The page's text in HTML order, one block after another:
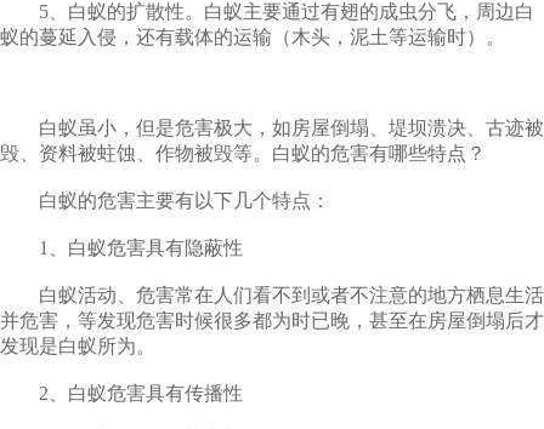
5、白蚁的扩散性。白蚁主要通过有翅的成虫分飞，周边白
蚁的蔓延入侵，还有载体的运输（木头，泥土等运输时）。
白蚁虽小，但是危害极大，如房屋倒塌、堤坝溃决、古迹被
毁、资料被蛀蚀、作物被毁等。白蚁的危害有哪些特点？
白蚁的危害主要有以下几个特点：
1、白蚁危害具有隐蔽性
白蚁活动、危害常在人们看不到或者不注意的地方栖息生活
并危害，等发现危害时候很多都为时已晚，甚至在房屋倒塌后才
发现是白蚁所为。
2、白蚁危害具有传播性